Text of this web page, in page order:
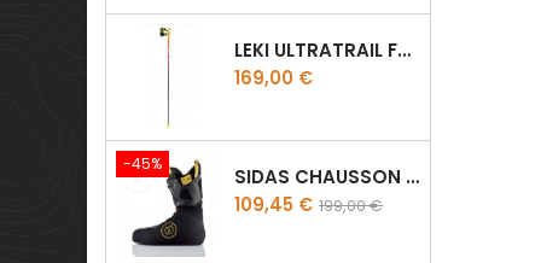
LEKI ULTRATRAIL FX.ONE SUPETLITE
Prix
169,00 €
-45%
SIDAS CHAUSSON THERMOFORMABLE THERMO CRT SLIM
Prix
109,45 € Prix
199,00 €